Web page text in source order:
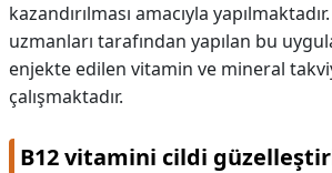
kazandırılması amacıyla
uzmanları tarafından yapılan bu
enjekte edilen vitamin ve mineral
çalışmaktadır.
B12 vitamini cildi